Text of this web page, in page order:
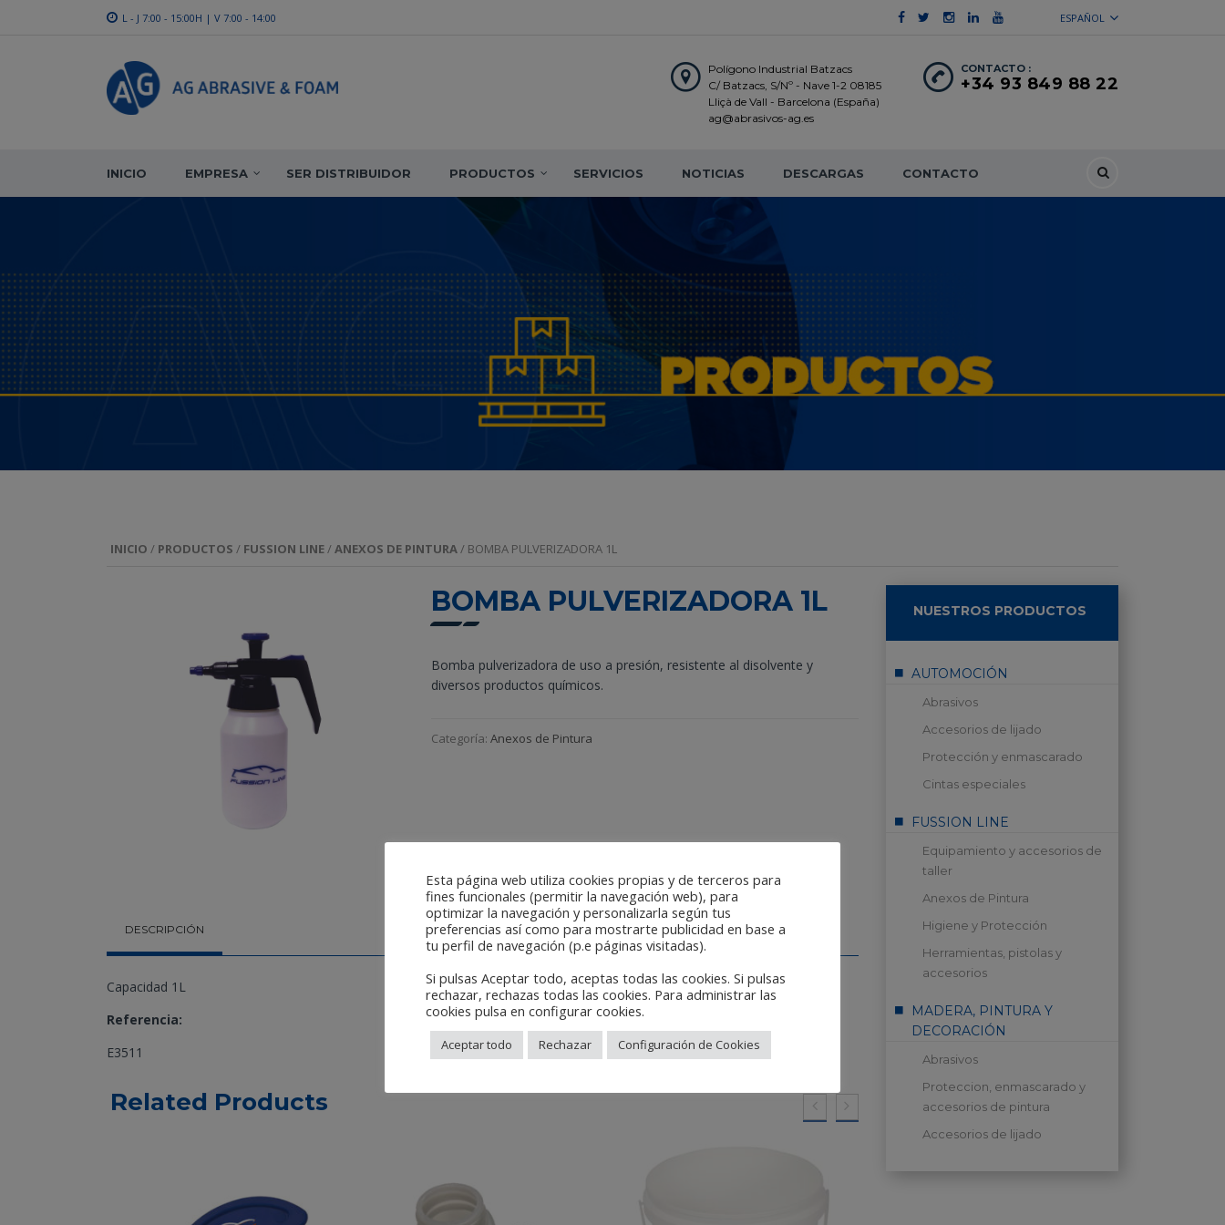
ESPAÑOL
L - J 7:00 - 15:00H | V 7:00 - 14:00
CONTACTO :
+34 93 849 88 22
Polígono Industrial Batzacs
C/ Batzacs, S/Nº - Nave 1-2 08185
Lliçà de Vall - Barcelona (España)
ag@abrasivos-ag.es
INICIO EMPRESA SER DISTRIBUIDOR PRODUCTOS SERVICIOS NOTICIAS DESCARGAS CONTACTO
INICIO / PRODUCTOS / FUSSION LINE/ANEXOS DE PINTURA/ BOMBA PULVERIZADORA 1L
BOMBA PULVERIZADORA 1L
Bomba pulverizadora de uso a presión, resistente al disolvente y
diversos productos químicos.
Categoría:Anexos de Pintura
DESCRIPCIÓN
Capacidad 1L
Referencia:
E3511
Related Products
NUESTROS PRODUCTOS
AUTOMOCIÓN
Abrasivos
Accesorios de lijado
Protección y enmascarado
Cintas especiales
FUSSION LINE
Equipamiento y accesorios de
taller
Anexos de Pintura
Higiene y Protección
Herramientas, pistolas y
accesorios
MADERA, PINTURA Y
DECORACIÓN
Abrasivos
Proteccion, enmascarado y
accesorios de pintura
Accesorios de lijado
Esta página web utiliza cookies propias y de terceros para
fines funcionales (permitir la navegación web), para
optimizar la navegación y personalizarla según tus
preferencias así como para mostrarte publicidad en base a
tu perfil de navegación (p.e páginas visitadas).
Si pulsas Aceptar todo, aceptas todas las cookies. Si pulsas
rechazar, rechazas todas las cookies. Para administrar las
cookies pulsa en configurar cookies.
Aceptar todo Rechazar Configuración de Cookies